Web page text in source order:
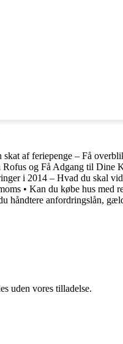
skat af feriepenge – Få
Rofus og Få Adgang til Dine
i 2014 – Hvad du skal
• Kan du købe hus med
håndtere anfordringslån,
uden vores tilladelse.